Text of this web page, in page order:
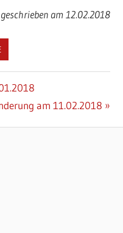
am 12.02.2018
am 11.02.2018